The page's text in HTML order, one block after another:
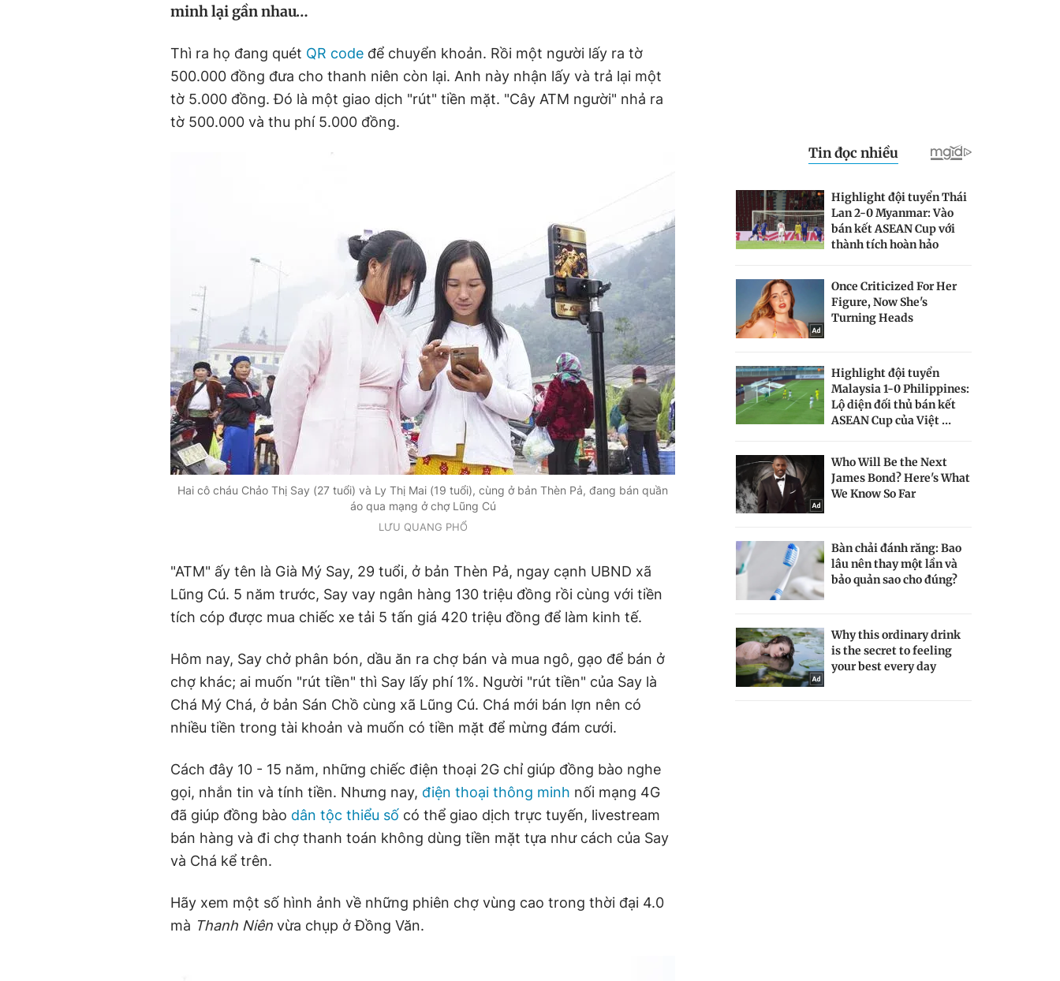
minh lại gần nhau…
Thì ra họ đang quét QR code để chuyển khoản. Rồi một người lấy ra tờ
500.000 đồng đưa cho thanh niên còn lại. Anh này nhận lấy và trả lại một
tờ 5.000 đồng. Đó là một giao dịch "rút" tiền mặt. "Cây ATM người" nhả ra
tờ 500.000 và thu phí 5.000 đồng.
Hai cô cháu Chảo Thị Say (27 tuổi) và Ly Thị Mai (19 tuổi), cùng ở bản Thèn Pả, đang bán quần
áo qua mạng ở chợ Lũng Cú
LƯU QUANG PHỔ
"ATM" ấy tên là Già Mý Say, 29 tuổi, ở bản Thèn Pả, ngay cạnh UBND xã
Lũng Cú. 5 năm trước, Say vay ngân hàng 130 triệu đồng rồi cùng với tiền
tích cóp được mua chiếc xe tải 5 tấn giá 420 triệu đồng để làm kinh tế.
Hôm nay, Say chở phân bón, dầu ăn ra chợ bán và mua ngô, gạo để bán ở
chợ khác; ai muốn "rút tiền" thì Say lấy phí 1%. Người "rút tiền" của Say là
Chá Mý Chá, ở bản Sán Chồ cùng xã Lũng Cú. Chá mới bán lợn nên có
nhiều tiền trong tài khoản và muốn có tiền mặt để mừng đám cưới.
Cách đây 10 - 15 năm, những chiếc điện thoại 2G chỉ giúp đồng bào nghe
gọi, nhắn tin và tính tiền. Nhưng nay, điện thoại thông minh nối mạng 4G
đã giúp đồng bào dân tộc thiểu số có thể giao dịch trực tuyến, livestream
bán hàng và đi chợ thanh toán không dùng tiền mặt tựa như cách của Say
và Chá kể trên.
Hãy xem một số hình ảnh về những phiên chợ vùng cao trong thời đại 4.0
mà Thanh Niên vừa chụp ở Đồng Văn.